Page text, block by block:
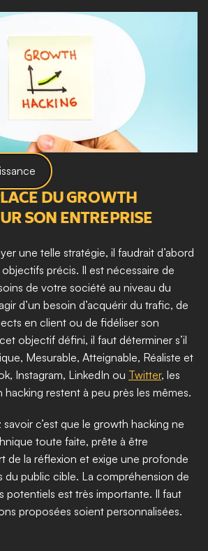
DU GROWTH
SON ENTREPRISE
une telle stratégie, il faudrait d’abord
précis. Il est nécessaire de
de votre société au niveau du
d’un besoin d’acquérir du trafic, de
en client ou de fidéliser son
objectif défini, il faut déterminer s’il
Mesurable, Atteignable, Réaliste et
Instagram, LinkedIn ou Twitter, les
restent à peu près les mêmes.
c’est que le growth hacking ne
toute faite, prête à être
de la réflexion et exige une profonde
du public cible. La compréhension de
potentiels est très importante. Il faut
proposées soient personnalisées.